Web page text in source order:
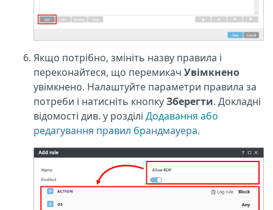
Якщо потрібно, змініть назву правила і
переконайтеся, що перемикач Увімкнено
увімкнено. Налаштуйте параметри правила за
потреби і натисніть кнопкуЗберегти. Докладні
відомості див. у розділі Додавання або
редагування правил брандмауера.